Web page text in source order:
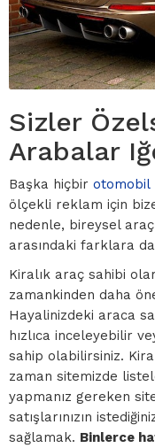
Sizler
Arabalar
Başka hiçbir otomobil
ölçekli reklam için
nedenle, bireysel
arasındaki farklara
Kiralık araç sahibi
zamankinden daha
Hayalinizdeki araca
hızlıca inceleyebilir
sahip olabilirsiniz.
zaman sitemizde
yapmanız gereken
satışlarınızın
sağlamak. Binlerce